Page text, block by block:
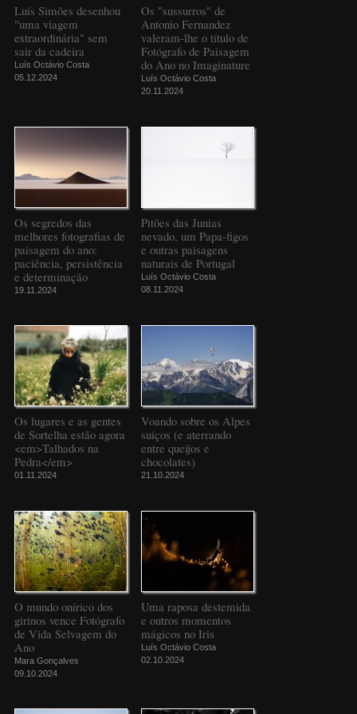
Luís Simões desenhou
"uma viagem
extraordinária" sem
sair da cadeira
Luís Octávio Costa
05.12.2024
Os "sussurros" de
Antonio Fernandez
valeram-lhe o título de
Fotógrafo de Paisagem
do Ano no Imaginature
Luís Octávio Costa
20.11.2024
Os segredos das
melhores fotografias de
paisagem do ano:
paciência, persistência
e determinação
19.11.2024
Pitões das Junias
nevado, um Papa-figos
e outras paisagens
naturais de Portugal
Luís Octávio Costa
08.11.2024
Os lugares e as gentes
de Sortelha estão agora
<em>Talhados na
Pedra</em>
01.11.2024
Voando sobre os Alpes
suíços (e aterrando
entre queijos e
chocolates)
21.10.2024
O mundo onírico dos
girinos vence Fotógrafo
de Vida Selvagem do
Ano
Mara Gonçalves
09.10.2024
Uma raposa destemida
e outros momentos
mágicos no Iris
Luís Octávio Costa
02.10.2024